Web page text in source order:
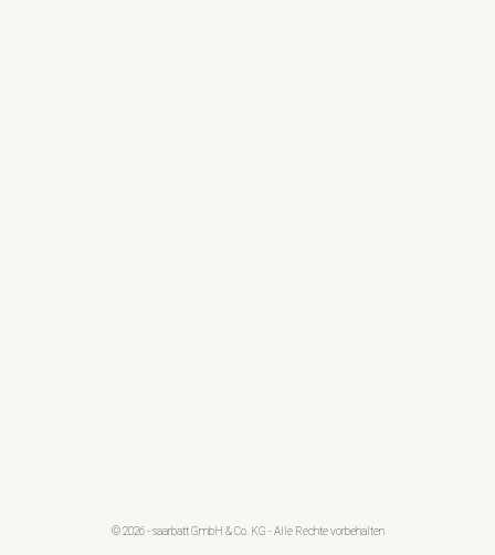
© 2026 - saarbatt GmbH & Co. KG - Alle Rechte vorbehalten